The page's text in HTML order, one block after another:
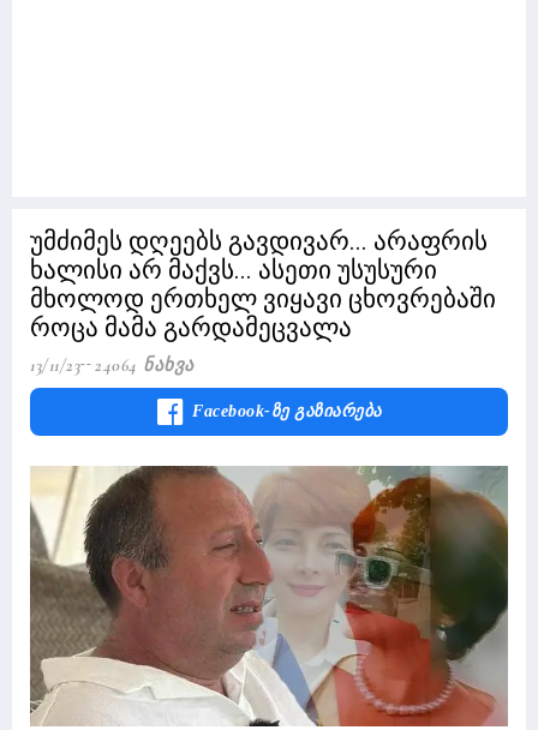
უმძიმეს დღეებს გავდივარ... არაფრის
ხალისი არ მაქვს... ასეთი უსუსური
მხოლოდ ერთხელ ვიყავი ცხოვრებაში
როცა მამა გარდამეცვალა
13/11/23 24064 Ნახვა
Facebook-Ზე Გაზიარება